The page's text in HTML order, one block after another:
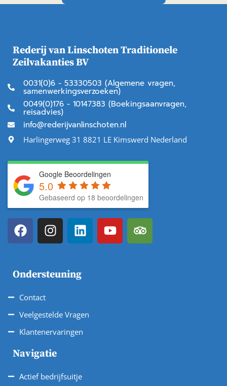
Rederij van Linschoten Traditionele
Zeilvakanties BV
0031(0)6 - 53330503 (Algemene vragen,
samenwerkingsverzoeken)
0049(0)176 - 10147383 (Boekingsaanvragen,
reisadvies)
info@rederijvanlinschoten.nl
Harlingerweg 31 8821 LE Kimswerd Nederland
Google Beoordelingen
5.0
Gebaseerd op 18 beoordelingen
Ondersteuning
Contact
Veelgestelde Vragen
Klantenervaringen
Navigatie
Actief bedrijfsuitje